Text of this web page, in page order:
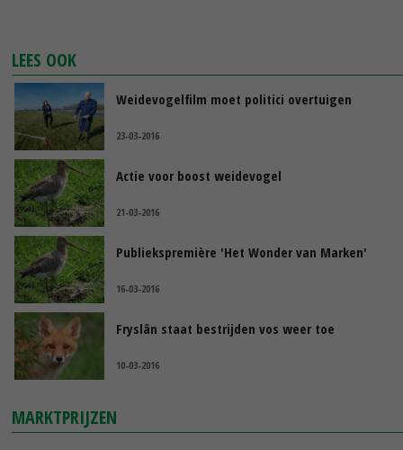
LEES OOK
Weidevogelfilm moet politici overtuigen
23-03-2016
Actie voor boost weidevogel
21-03-2016
Publiekspremière 'Het Wonder van Marken'
16-03-2016
Fryslân staat bestrijden vos weer toe
10-03-2016
MARKTPRIJZEN